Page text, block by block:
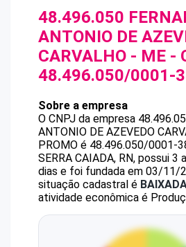
48.496.050
ANTONIO DE
CARVALHO - ME -
48.496.050/0001-
Sobre a empresa
O CNPJ da empresa
ANTONIO DE AZEVEDO
PROMO é 48.496.050/0001-
SERRA CAIADA, RN, possui 3
dias e foi fundada em 03/11/
situação cadastral é
atividade econômica é